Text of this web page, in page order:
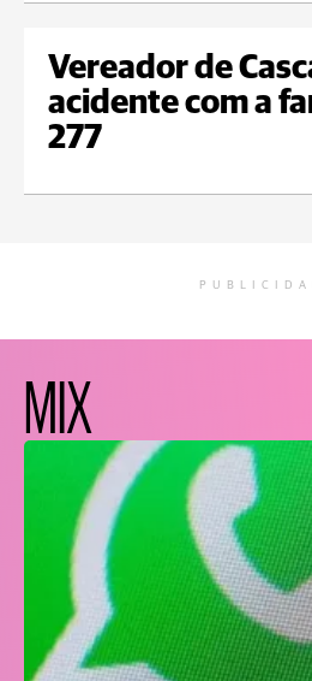
Vereador de
acidente com a
277
MIX